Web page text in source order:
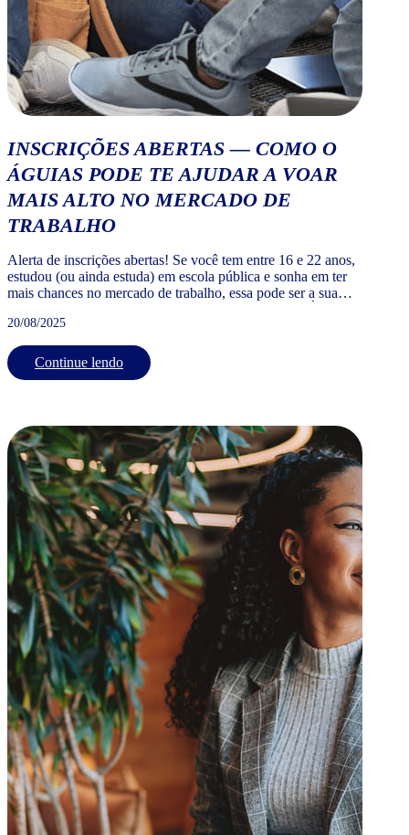
INSCRIÇÕES ABERTAS — COMO O
ÁGUIAS PODE TE AJUDAR A VOAR
MAIS ALTO NO MERCADO DE
TRABALHO
Alerta de inscrições abertas! Se você tem entre 16 e 22 anos,
estudou (ou ainda estuda) em escola pública e sonha em ter
mais chances no mercado de trabalho, essa pode ser a sua
Águias é uma iniciativa 100% gratuita da Wizard by Pearson
criada […]
20/08/2025
Continue lendo